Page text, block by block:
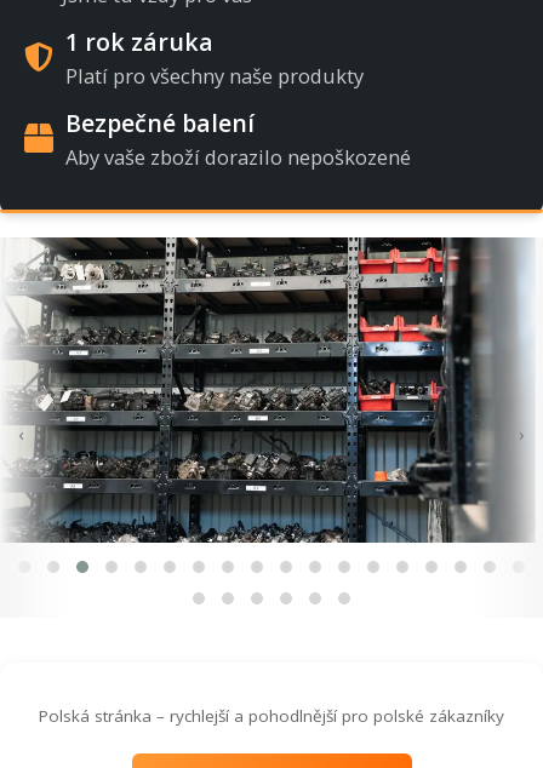
1 rok záruka
Platí pro všechny naše produkty
Bezpečné balení
Aby vaše zboží dorazilo nepoškozené
‹ ›
Polská stránka – rychlejší a pohodlnější pro polské zákazníky